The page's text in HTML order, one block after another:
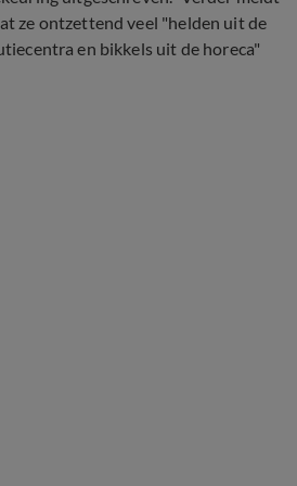
ze ontzettend veel "helden uit de
en bikkels uit de horeca"